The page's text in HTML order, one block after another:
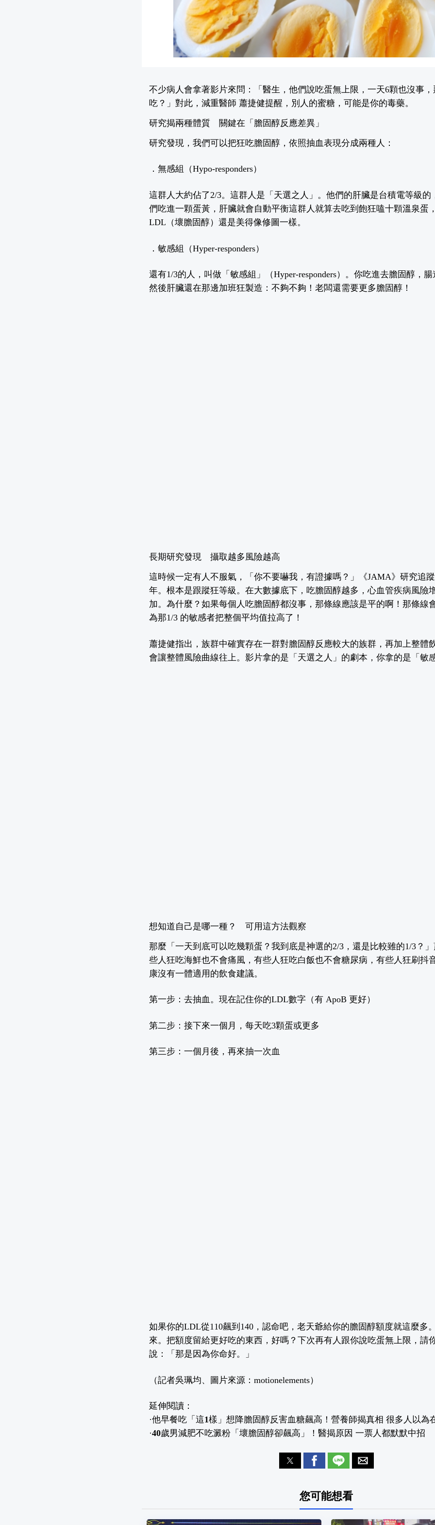
不少病人會拿著影片來問：「醫生，他們說吃蛋無上限，一天6顆也沒事
吃？」對此， 減重醫師 蕭捷健提醒，別人的蜜糖，可能是你的毒藥。
研究揭兩種體質 關鍵在「膽固醇反應差異」
研究發現，我們可以把狂吃膽固醇，依照抽血表現分成兩種人：
．無感組（Hypo-responders）
這群人大約佔了2/3。這群人是「天選之人」。他們的肝臟是台積電等級的
們吃進一顆蛋黃，肝臟就會自動平衡這群人就算去吃到飽狂嗑十顆溫泉蛋
LDL（壞膽固醇）還是美得像修圖一樣。
．敏感組（Hyper-responders）
還有1/3的人，叫做「敏感組」（Hyper-responders）。你吃進去膽固醇，腸
然後肝臟還在那邊加班狂製造：不夠不夠！老闆還需要更多膽固醇！
長期研究發現 攝取越多風險越高
這時候一定有人不服氣，「你不要嚇我，有證據嗎？」《JAMA》研究追
年。根本是跟蹤狂等級。 在大數據底下，吃膽固醇越多，心血管疾病風險
加。為什麼？如果每個人吃膽固醇都沒事，那條線應該是平的啊！那條線
為那1/3 的敏感者把整個平均值拉高了！
蕭捷健指出，族群中確實存在一群對膽固醇反應較大的族群，再加上整體
會讓整體風險曲線往上。影片拿的是「天選之人」的劇本，你拿的是「敏
想知道自己是哪一種？ 可用這方法觀察
那麼「一天到底可以吃幾顆蛋？我到底是神選的2/3，還是比較雖的1/3？
些人狂吃海鮮也不會痛風，有些人狂吃白飯也不會糖尿病，有些人狂刷抖
康沒有一體適用的飲食建議。
第一步： 去抽血。現在記住你的LDL數字（有 ApoB 更好）
第二步： 接下來一個月，每天吃3顆蛋或更多
第三步： 一個月後，再來抽一次血
如果你的LDL從110飆到140，認命吧，老天爺給你的膽固醇額度就這麼多
來。把額度留給更好吃的東西，好嗎？ 下次再有人跟你說吃蛋無上限，請
說：「那是因為你命好。」
（記者吳珮均、圖片來源：motionelements）
延伸閱讀：
·他早餐吃「這1樣」想降膽固醇反害血糖飆高！營養師揭真相 很多人以為
·40歲男減肥不吃澱粉「壞膽固醇卻飆高」！醫揭原因 一票人都默默中招
您可能想看